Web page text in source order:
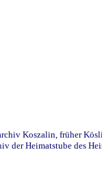
Koszalin, früher
der Heimatstube des